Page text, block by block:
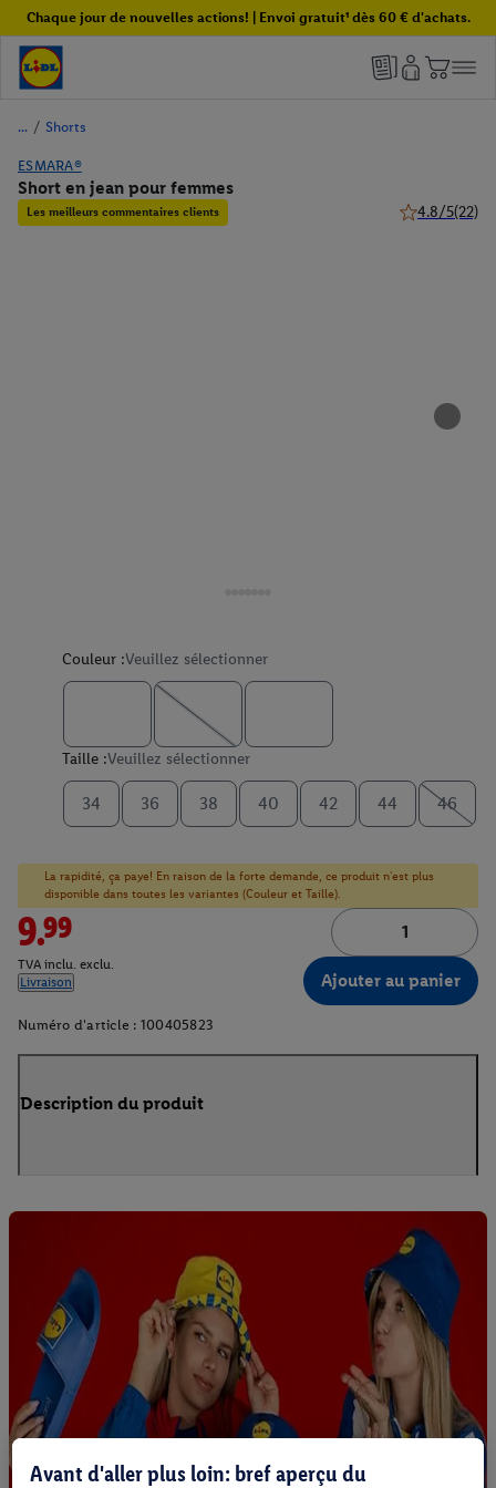
Chaque jour de nouvelles actions! | Envoi gratuit¹ dès 60 € d'achats.
/ Shorts
ESMARA®
Short en jean pour femmes
Les meilleurs commentaires clients 4.8/5(22)
Couleur :Veuillez sélectionner
Taille :Veuillez sélectionner
34 36 38 40 42 44 46
La rapidité, ça paye! En raison de la forte demande, ce produit n'est plus
disponible dans toutes les variantes (Couleur et Taille).
9.99
TVA inclu. exclu.
Livraison
Ajouter au panier
Numéro d'article : 100405823
Description du produit
Avant d'aller plus loin: bref aperçu du